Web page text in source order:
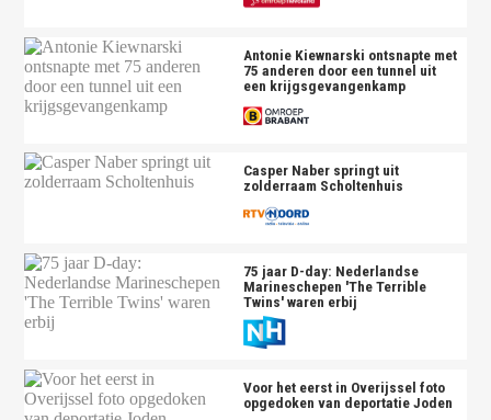
Antonie Kiewnarski ontsnapte met
75 anderen door een tunnel uit
een krijgsgevangenkamp
Casper Naber springt uit
zolderraam Scholtenhuis
75 jaar D-day: Nederlandse
Marineschepen 'The Terrible
Twins' waren erbij
Voor het eerst in Overijssel foto
opgedoken van deportatie Joden